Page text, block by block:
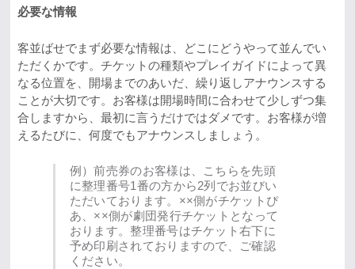
必要な情報
客並ばせでまず必要な情報は、どこにどうやって並んでい
ただくかです。チケットの種類やプレイガイドによって異
なる位置を、開場までのあいだ、繰り返しアナウンスする
ことが大切です。お客様は開場時間に合わせて少しずつ集
合しますから、最初に言うだけではダメです。お客様が増
えるたびに、何度でもアナウンスしましょう。
例）前売券のお客様は、こちらを先頭
に整理番号1番の方から2列でお並びい
ただいております。××側がチケットぴ
あ、××側が劇団発行チケットとなって
おります。整理番号はチケット右下に
予め印刷されておりますので、ご確認
ください。